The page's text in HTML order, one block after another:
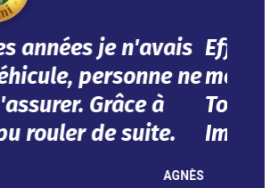
vous avez répondu à
dans l'urgence.
fait en ligne.
!